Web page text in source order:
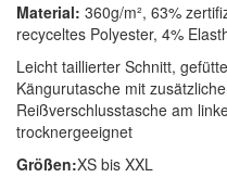
Material: 360g/m², 63%
recyceltes Polyester, 4%
Leicht taillierter Schnitt,
Kängurutasche mit
Reißverschlusstasche am
trocknergeeignet
Größen:XS bis XXL